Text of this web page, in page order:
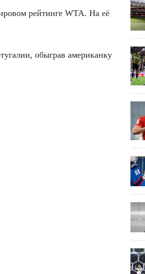
рейтинге WTA. На её
обыграв американку